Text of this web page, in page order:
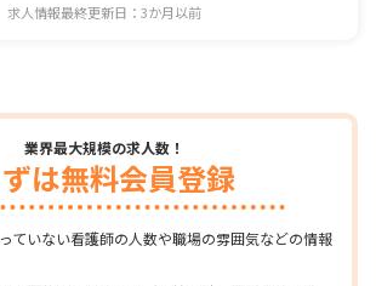
求人情報最終更新日：3か月以前
業界最大規模の求人数！
は無料会員登録
ていない看護師の人数や職場の雰囲気などの情報